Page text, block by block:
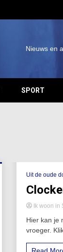
Nieuws en
SPORT
Uit de oude
Ik woon in
Hier kan je
vroeger.